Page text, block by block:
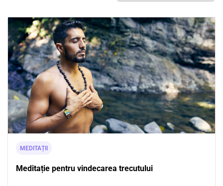
MEDITAȚII
Meditație pentru vindecarea trecutului